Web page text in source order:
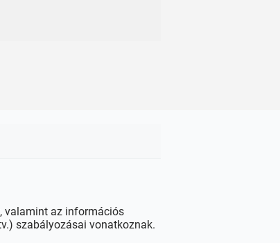
valamint az információs
szabályozásai vonatkoznak.